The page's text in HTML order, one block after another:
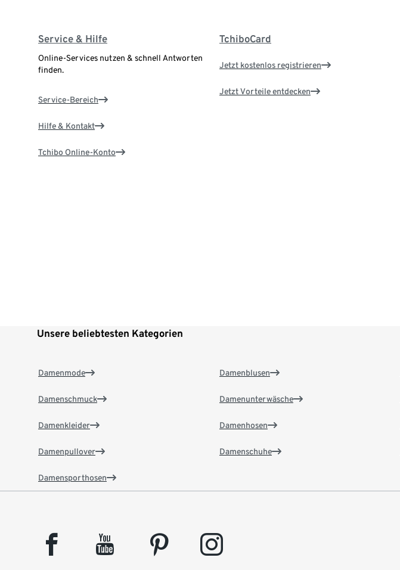
Service & Hilfe
Online-Services nutzen & schnell Antworten
finden.
Service-Bereich
Hilfe & Kontakt
Tchibo Online-Konto
TchiboCard
Jetzt kostenlos registrieren
Jetzt Vorteile entdecken
Unsere beliebtesten Kategorien
Damenmode
Damenschmuck
Damenkleider
Damenpullover
Damensporthosen
Damenblusen
Damenunterwäsche
Damenhosen
Damenschuhe
facebook youtube pinterest instagram